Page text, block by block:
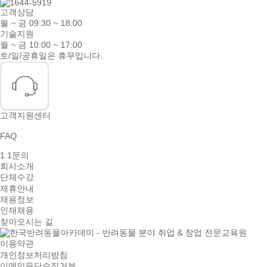
고객상담
월 ~ 금 09:30 ~ 18:00
기술지원
월 ~ 금 10:00 ~ 17:00
토/일/공휴일은 휴무입니다.
고객지원센터
FAQ
1:1문의
회사소개
단체수강
제휴안내
채용정보
인재채용
찾아오시는 길
이용약관
개인정보처리방침